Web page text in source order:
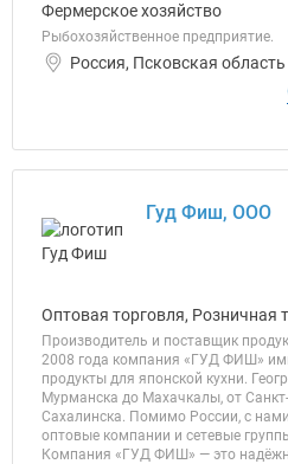
Фермерское хозяйство
Рыбохозяйственное предприятие.
Россия, Псковская
Гуд Фиш, ООО
Оптовая торговля, Розничная
Производитель и поставщик
2008 года компания «ГУД ФИШ»
продукты для японской кухни.
Мурманска до Махачкалы, от
Сахалинска. Помимо России, с
оптовые компании и сетевые
Компания «ГУД ФИШ» — это